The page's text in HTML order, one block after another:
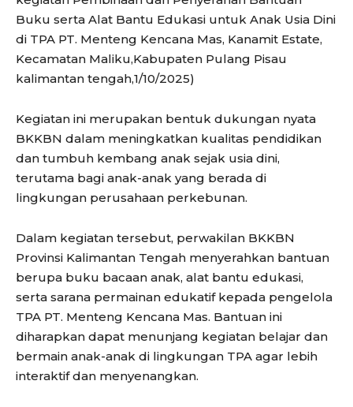
Buku serta Alat Bantu Edukasi untuk Anak Usia Dini
di TPA PT. Menteng Kencana Mas, Kanamit Estate,
Kecamatan Maliku,Kabupaten Pulang Pisau
kalimantan tengah,1/10/2025)
Kegiatan ini merupakan bentuk dukungan nyata
BKKBN dalam meningkatkan kualitas pendidikan
dan tumbuh kembang anak sejak usia dini,
terutama bagi anak-anak yang berada di
lingkungan perusahaan perkebunan.
Dalam kegiatan tersebut, perwakilan BKKBN
Provinsi Kalimantan Tengah menyerahkan bantuan
berupa buku bacaan anak, alat bantu edukasi,
serta sarana permainan edukatif kepada pengelola
TPA PT. Menteng Kencana Mas. Bantuan ini
diharapkan dapat menunjang kegiatan belajar dan
bermain anak-anak di lingkungan TPA agar lebih
interaktif dan menyenangkan.